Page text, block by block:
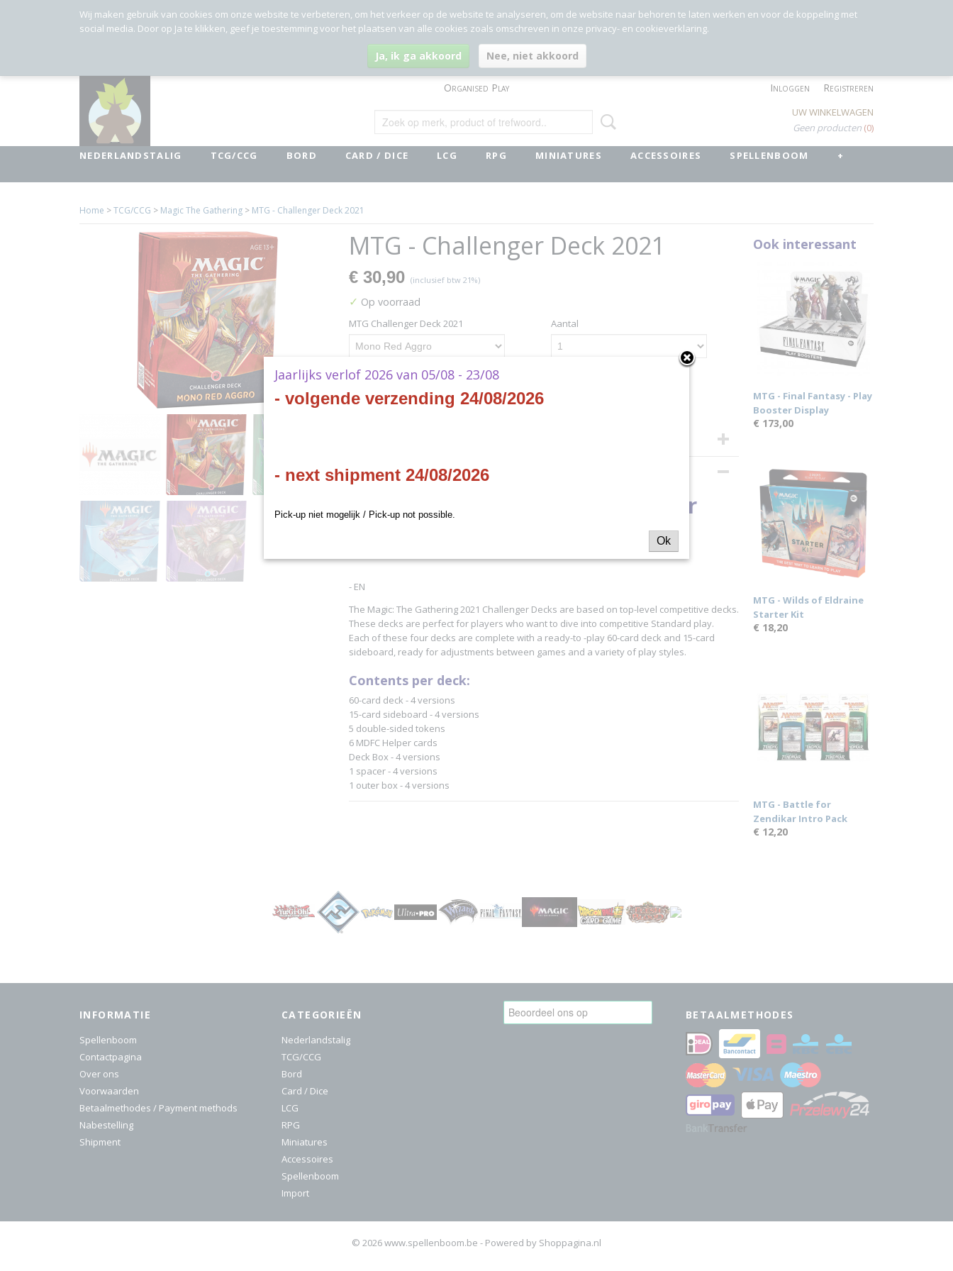
Organised Play Inloggen Registreren
UW WINKELWAGEN
Geen producten (0)
NEDERLANDSTALIG TCG/CCG BORD CARD / DICE LCG RPG MINIATURES ACCESSOIRES SPELLENBOOM +
Home >TCG/CCG > Magic The Gathering > MTG - Challenger Deck 2021
MTG - Challenger Deck 2021
€ 30,90 (inclusief btw 21%)
✓ Op voorraad
MTG Challenger Deck 2021 Aantal
IN WINKELWAGEN
EAN code
Omschrijving
Magic The Gathering - Challenger
- EN
The Magic: The Gathering 2021 Challenger Decks are based on top-level competitive decks.
These decks are perfect for players who want to dive into competitive Standard play.
Each of these four decks are complete with a ready-to -play 60-card deck and 15-card
sideboard, ready for adjustments between games and a variety of play styles.
Contents per deck:
60-card deck - 4 versions
15-card sideboard - 4 versions
5 double-sided tokens
6 MDFC Helper cards
Deck Box - 4 versions
1 spacer - 4 versions
1 outer box - 4 versions
Ook interessant
MTG - Final Fantasy - Play
Booster Display
€ 173,00
MTG - Wilds of Eldraine
Starter Kit
€ 18,20
MTG - Battle for
Zendikar Intro Pack
€ 12,20
INFORMATIE
Spellenboom
Contactpagina
Over ons
Voorwaarden
Betaalmethodes / Payment methods
Nabestelling
Shipment
CATEGORIEËN
Nederlandstalig
TCG/CCG
Bord
Card / Dice
LCG
RPG
Miniatures
Accessoires
Spellenboom
Import
BETAALMETHODES
© 2026 www.spellenboom.be - Powered by Shoppagina.nl
Wij maken gebruik van cookies om onze website te verbeteren, om het verkeer op de website te analyseren, om de website naar behoren te laten werken en voor de koppeling met
social media. Door op Ja te klikken, geef je toestemming voor het plaatsen van alle cookies zoals omschreven in onze privacy- en cookieverklaring.
Ja, ik ga akkoord Nee, niet akkoord
Jaarlijks verlof 2026 van 05/08 - 23/08
- volgende verzending 24/08/2026
- next shipment 24/08/2026
Pick-up niet mogelijk / Pick-up not possible.
Ok